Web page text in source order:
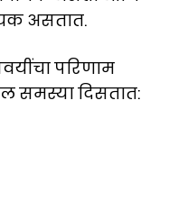
असतात.
परिणाम
दिसतात: